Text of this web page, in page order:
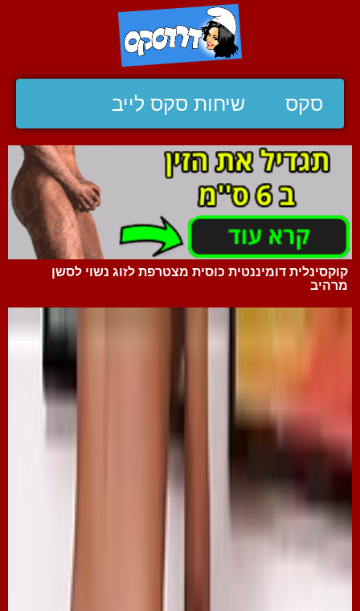
סקס שיחות סקס לייב
קוקסינלית דומיננטית כוסית מצטרפת לזוג נשוי לסשן
מרהיב